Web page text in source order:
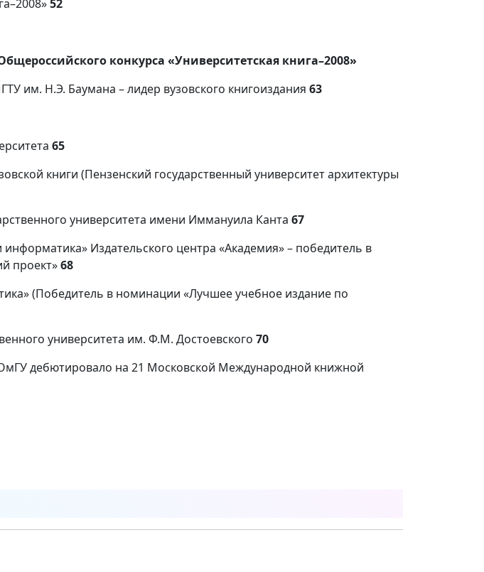
52
конкурса «Университетская книга–2008»
им. Н.Э. Баумана – лидер вузовского книгоиздания 63
65
книги (Пензенский государственный университет архитектуры
университета имени Иммануила Канта 67
Издательского центра «Академия» – победитель в
проект»68
(Победитель в номинации «Лучшее учебное издание по
университета им. Ф.М. Достоевского 70
дебютировало на 21 Московской Международной книжной